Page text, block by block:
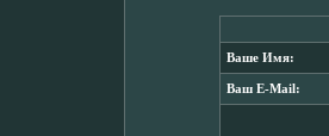
Ваше Имя:
Ваш E-Mail: